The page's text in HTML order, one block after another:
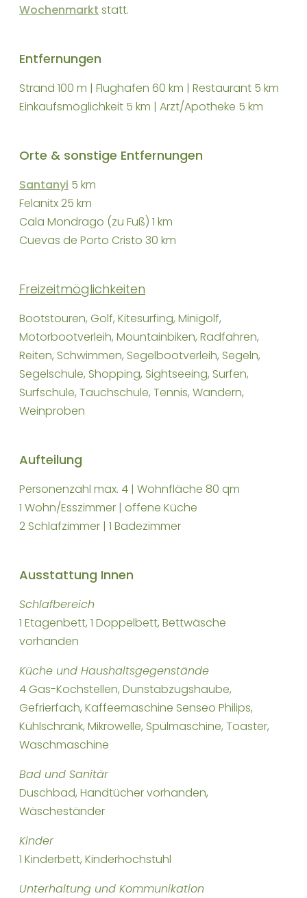
Wochenmarkt statt.
Entfernungen
Strand 100 m | Flughafen 60 km | Restaurant 5 km
Einkaufsmöglichkeit 5 km | Arzt/Apotheke 5 km
Orte & sonstige Entfernungen
Santanyi 5 km
Felanitx 25 km
Cala Mondrago (zu Fuß) 1 km
Cuevas de Porto Cristo 30 km
Freizeitmöglichkeiten
Bootstouren, Golf, Kitesurfing, Minigolf,
Motorbootverleih, Mountainbiken, Radfahren,
Reiten, Schwimmen, Segelbootverleih, Segeln,
Segelschule, Shopping, Sightseeing, Surfen,
Surfschule, Tauchschule, Tennis, Wandern,
Weinproben
Aufteilung
Personenzahl max. 4 | Wohnfläche 80 qm
1 Wohn/Esszimmer | offene Küche
2 Schlafzimmer | 1 Badezimmer
Ausstattung Innen
Schlafbereich
1 Etagenbett, 1 Doppelbett, Bettwäsche
vorhanden
Küche und Haushaltsgegenstände
4 Gas-Kochstellen, Dunstabzugshaube,
Gefrierfach, Kaffeemaschine Senseo Philips,
Kühlschrank, Mikrowelle, Spülmaschine, Toaster,
Waschmaschine
Bad und Sanitär
Duschbad, Handtücher vorhanden,
Wäscheständer
Kinder
1 Kinderbett, Kinderhochstuhl
Unterhaltung und Kommunikation